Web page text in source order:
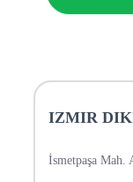
IZMIR
İsmetpaşa